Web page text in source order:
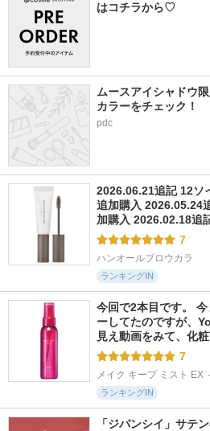
はコチラから♡
ムースアイシャドウ
カラーをチェック！
pdc
2026.06.21追記 12ソ
追加購入 2026.05.24
加購入 2026.02.18追
7
ハンオールブロウカラ
ランキングIN
今回で2本目です。
ーしてたのですが、
見え動画をみて、化
7
メイク キープ ミスト EX
ランキングIN
「ジバンシイ」サテ